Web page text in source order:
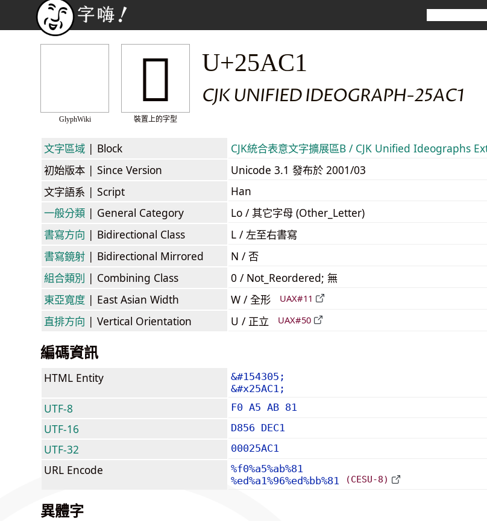
GlyphWiki
𥫁
裝置上的字型
U+25AC1
CJK UNIFIED IDEOGRAPH-25AC1
文字區域 | Block CJK統合表意文字擴展區B / CJK Unified Ideographs
初始版本 | Since Version
Unicode 3.1 發布於 2001/03
文字語系 | Script
Han
一般分類 | General Category
Lo / 其它字母 (Other_Letter)
書寫方向 | Bidirectional Class
L / 左至右書寫
書寫鏡射 | Bidirectional Mirrored
N / 否
組合類別 | Combining Class
0 / Not_Reordered; 無
東亞寬度 | East Asian Width W / 全形 UAX#11
直排方向 | Vertical Orientation U / 正立 UAX#50
編碼資訊
HTML Entity
&#154305;
&#x25AC1;
UTF-8 F0 A5 AB 81
UTF-16 D856 DEC1
UTF-32 00025AC1
URL Encode
%f0%a5%ab%81
%ed%a1%96%ed%bb%81
(CESU-8)
異體字